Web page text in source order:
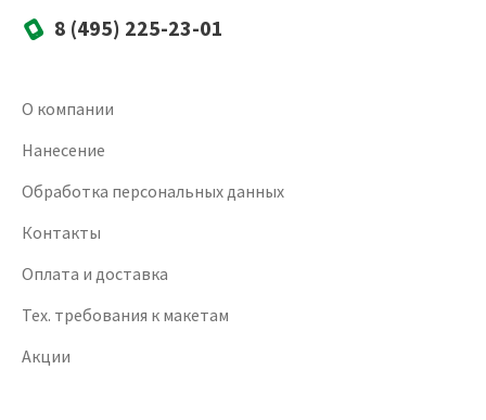
8 (495) 225-23-01
О компании
Нанесение
Обработка персональных данных
Контакты
Оплата и доставка
Тех. требования к макетам
Акции